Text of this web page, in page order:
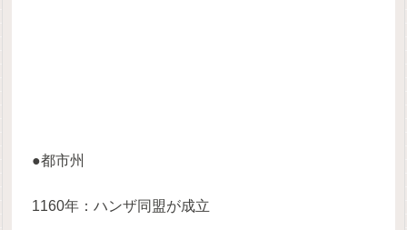
●都市州
1160年：ハンザ同盟が成立